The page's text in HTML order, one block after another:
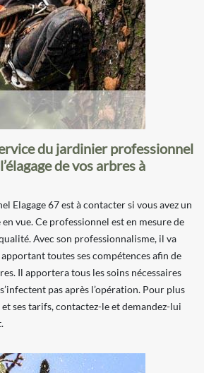
du jardinier professionnel
de vos arbres à
Elagage 67 est à contacter si vous avez un
en vue. Ce professionnel est en mesure de
Avec son professionnalisme, il va
toutes ses compétences afin de
Il apportera tous les soins nécessaires
pas après l’opération. Pour plus
ses tarifs, contactez-le et demandez-lui